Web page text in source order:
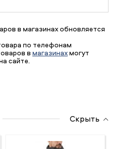
в магазинах обновляется
по телефонам
в магазинахмогут
сайте.
Скрыть